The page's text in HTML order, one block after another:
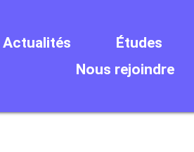
Actualités Études
Nous rejoindre